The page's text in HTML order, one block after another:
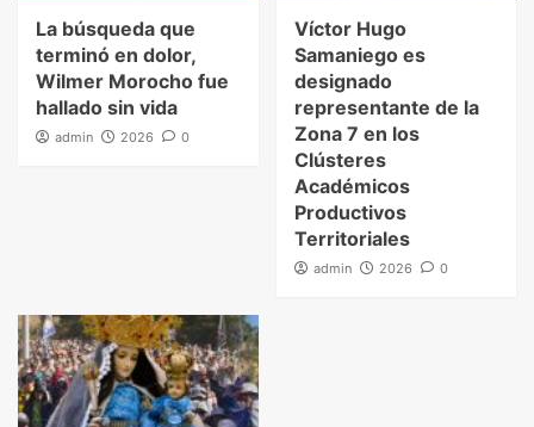
La búsqueda que
terminó en dolor,
Wilmer Morocho fue
hallado sin vida
admin 2026 0
Víctor Hugo
Samaniego es
designado
representante de la
Zona 7 en los
Clústeres
Académicos
Productivos
Territoriales
admin 2026 0